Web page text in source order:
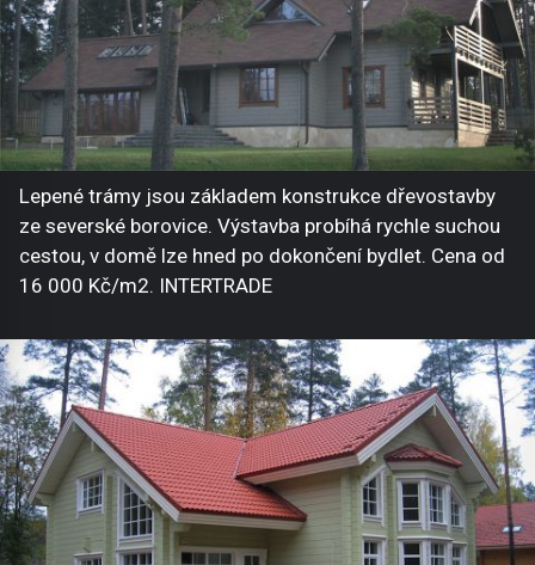
Lepené trámy jsou základem konstrukce dřevostavby
ze severské borovice. Výstavba probíhá rychle suchou
cestou, v domě lze hned po dokončení bydlet. Cena od
16 000 Kč/m2. INTERTRADE